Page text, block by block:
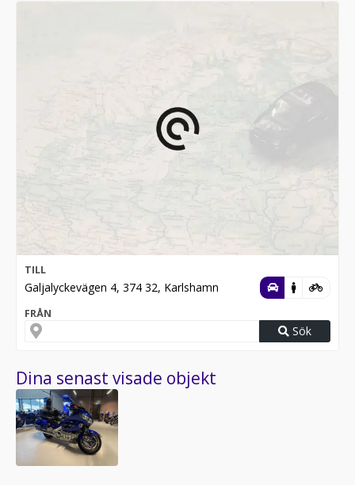
TILL
Galjalyckevägen 4, 374 32, Karlshamn
FRÅN
Sök
Dina senast visade objekt